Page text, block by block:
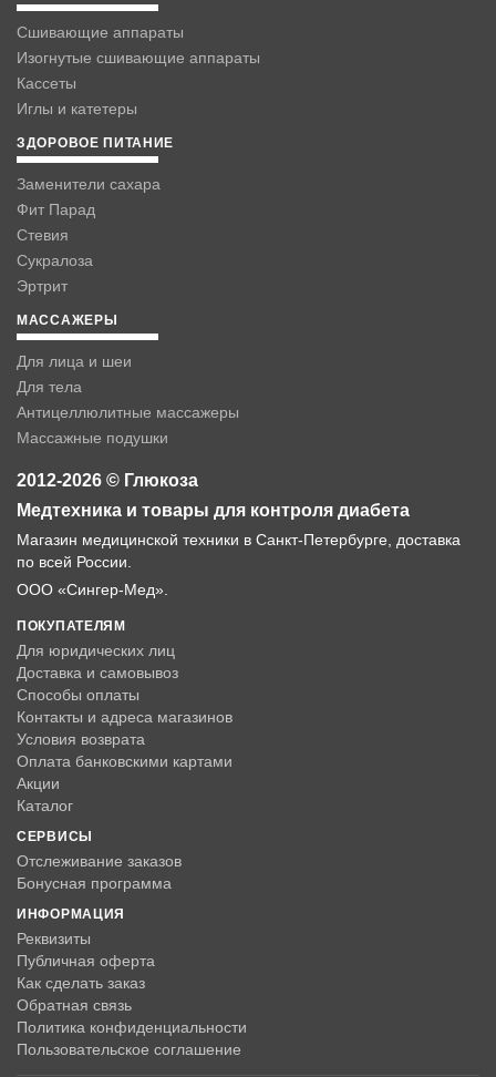
Сшивающие аппараты
Изогнутые сшивающие аппараты
Кассеты
Иглы и катетеры
ЗДОРОВОЕ ПИТАНИЕ
Заменители сахара
Фит Парад
Стевия
Сукралоза
Эртрит
МАССАЖЕРЫ
Для лица и шеи
Для тела
Антицеллюлитные массажеры
Массажные подушки
2012-2026 © Глюкоза
Медтехника и товары для контроля диабета
Магазин медицинской техники в Санкт-Петербурге, доставка
по всей России.
ООО «Сингер-Мед».
ПОКУПАТЕЛЯМ
Для юридических лиц
Доставка и самовывоз
Способы оплаты
Контакты и адреса магазинов
Условия возврата
Оплата банковскими картами
Акции
Каталог
СЕРВИСЫ
Отслеживание заказов
Бонусная программа
ИНФОРМАЦИЯ
Реквизиты
Публичная оферта
Как сделать заказ
Обратная связь
Политика конфиденциальности
Пользовательское соглашение